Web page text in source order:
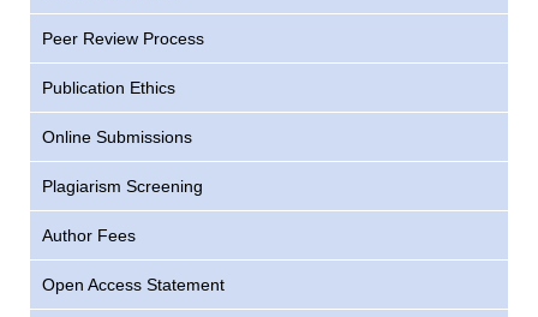
Peer Review Process
Publication Ethics
Online Submissions
Plagiarism Screening
Author Fees
Open Access Statement